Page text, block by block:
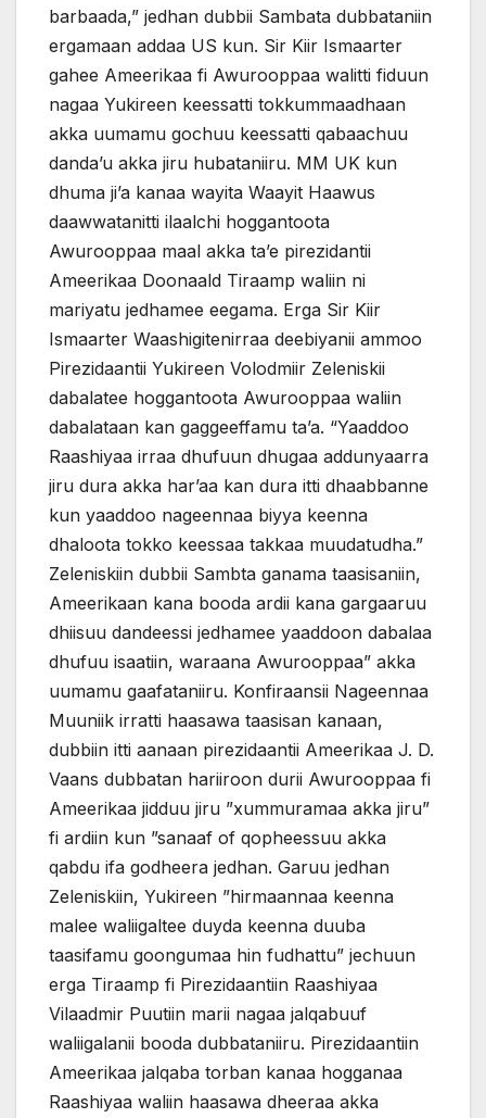
barbaada,” jedhan dubbii Sambata dubbataniin
ergamaan addaa US kun. Sir Kiir Ismaarter
gahee Ameerikaa fi Awurooppaa walitti fiduun
nagaa Yukireen keessatti tokkummaadhaan
akka uumamu gochuu keessatti qabaachuu
danda’u akka jiru hubataniiru. MM UK kun
dhuma ji’a kanaa wayita Waayit Haawus
daawwatanitti ilaalchi hoggantoota
Awurooppaa maal akka ta’e pirezidantii
Ameerikaa Doonaald Tiraamp waliin ni
mariyatu jedhamee eegama. Erga Sir Kiir
Ismaarter Waashigitenirraa deebiyanii ammoo
Pirezidaantii Yukireen Volodmiir Zeleniskii
dabalatee hoggantoota Awurooppaa waliin
dabalataan kan gaggeeffamu ta’a. “Yaaddoo
Raashiyaa irraa dhufuun dhugaa addunyaarra
jiru dura akka har’aa kan dura itti dhaabbanne
kun yaaddoo nageennaa biyya keenna
dhaloota tokko keessaa takkaa muudatudha.”
Zeleniskiin dubbii Sambta ganama taasisaniin,
Ameerikaan kana booda ardii kana gargaaruu
dhiisuu dandeessi jedhamee yaaddoon dabalaa
dhufuu isaatiin, waraana Awurooppaa” akka
uumamu gaafataniiru. Konfiraansii Nageennaa
Muuniik irratti haasawa taasisan kanaan,
dubbiin itti aanaan pirezidaantii Ameerikaa J. D.
Vaans dubbatan hariiroon durii Awurooppaa fi
Ameerikaa jidduu jiru ”xummuramaa akka jiru”
fi ardiin kun ”sanaaf of qopheessuu akka
qabdu ifa godheera jedhan. Garuu jedhan
Zeleniskiin, Yukireen ”hirmaannaa keenna
malee waliigaltee duyda keenna duuba
taasifamu goongumaa hin fudhattu” jechuun
erga Tiraamp fi Pirezidaantiin Raashiyaa
Vilaadmir Puutiin marii nagaa jalqabuuf
waliigalanii booda dubbataniiru. Pirezidaantiin
Ameerikaa jalqaba torban kanaa hogganaa
Raashiyaa waliin haasawa dheeraa akka